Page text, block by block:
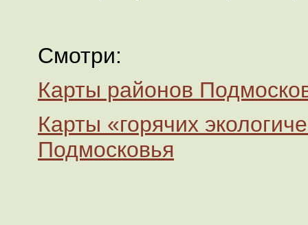
Смотри:
Карты районов
Карты «горячих
Подмосковья